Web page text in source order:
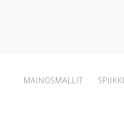
MAINOSMALLIT